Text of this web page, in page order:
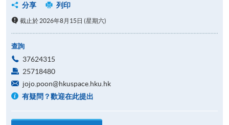
分享
列印
截止於 2026年8月15日 (星期六)
查詢
37624315
25718480
jojo.poon@hkuspace.hku.hk
有疑問？歡迎在此提出